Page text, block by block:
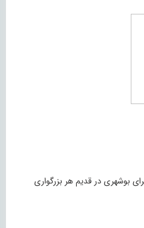
بوشهری در قدیم هر بزرگواری